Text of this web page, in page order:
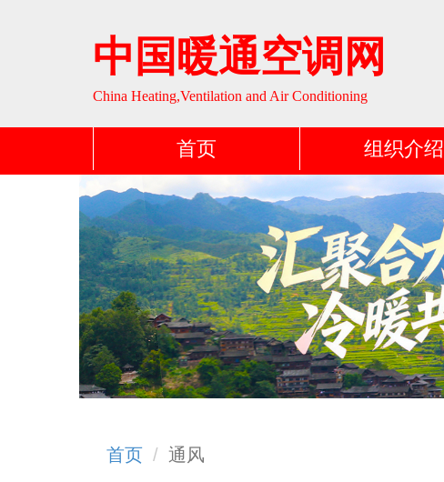
中国暖通空调网
China Heating,Ventilation and Air Conditioning
首页 组织介绍
首页 通风